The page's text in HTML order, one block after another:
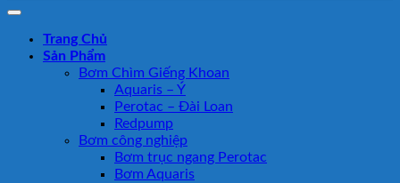
Trang Chủ
Sản Phẩm
Bơm Chìm Giếng Khoan
Aquaris – Ý
Perotac – Đài Loan
Redpump
Bơm công nghiệp
Bơm trục ngang Perotac
Bơm Aquaris